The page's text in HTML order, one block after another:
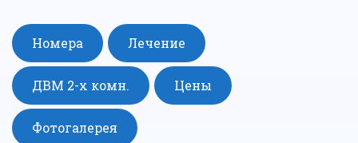
Номера Лечение
ДВМ 2-х комн. Цены
Фотогалерея